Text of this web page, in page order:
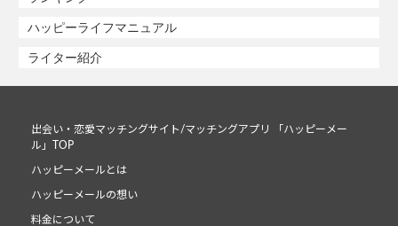
ハッピーライフマニュアル
ライター紹介
出会い・恋愛マッチングサイト/マッチングアプリ 「ハッピーメー
ル」TOP
ハッピーメールとは
ハッピーメールの想い
料金について